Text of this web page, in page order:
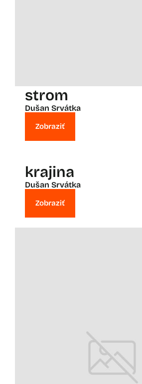
strom
Dušan Srvátka
Zobraziť
krajina
Dušan Srvátka
Zobraziť